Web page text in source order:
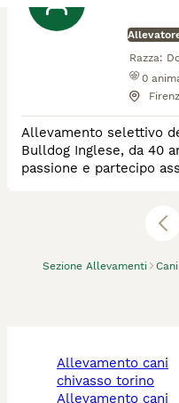
Sezione Allevamenti Cani
Razza:
0
Allevamento selettivo
Bulldog Inglese, da 40
passione e partecipo
Italiani, internazionali ed
allevamento cani
chivasso torino
allevamento cani